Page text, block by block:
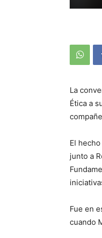
La
Ética a
El
junto a
Fue en
cuando